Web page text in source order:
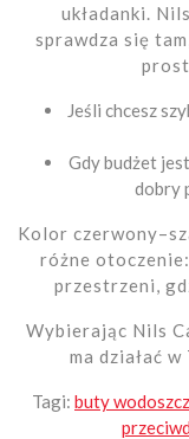
układanki.
sprawdza się
Jeśli chcesz
Gdy budżet
dobry
Kolor
różne
przestrzeni,
Wybierając Nils
ma działać
Tagi: buty